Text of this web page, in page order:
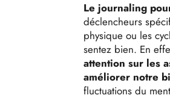
Le journaling
déclencheurs
physique ou les
sentez bien. En
attention sur les
améliorer notre
fluctuations du